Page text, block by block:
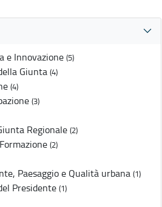
e Innovazione (5)
Giunta (4)
(4)
(3)
Regionale (2)
(2)
Paesaggio e Qualità urbana (1)
Presidente (1)